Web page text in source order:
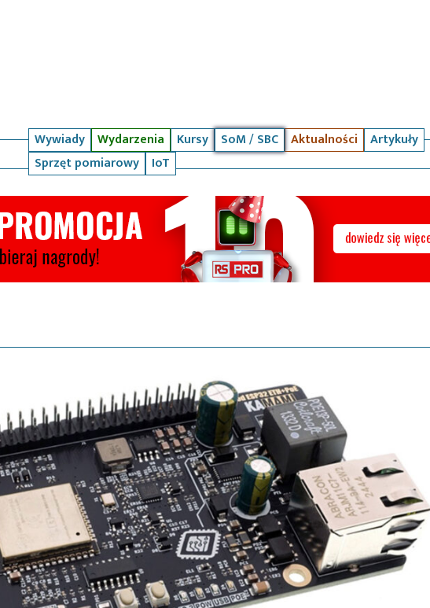
Wywiady Wydarzenia Kursy SoM / SBC Aktualności
Artykuły
Sprzęt pomiarowy
IoT